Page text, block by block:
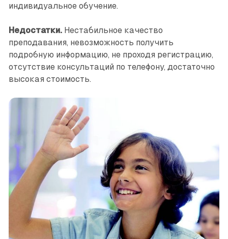
индивидуальное обучение.
Недостатки.Нестабильное качество
преподавания, невозможность получить
подробную информацию, не проходя регистрацию,
отсутствие консультаций по телефону, достаточно
высокая стоимость.